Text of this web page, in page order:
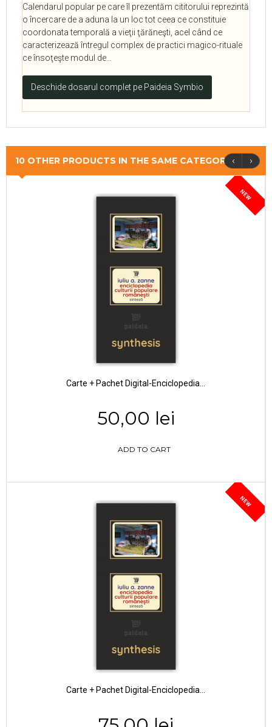
Calendarul popular pe care îl prezentăm cititorului reprezintă
o încercare de a aduna la un loc tot ceea ce constituie
coordonata temporală a vieţii ţărăneşti, acel când ce
caracterizează întregul complex de practici magico-rituale
ce însoţeşte modul de…
Deschide dosarul complet pe Paideia Symbio
10 OTHER PRODUCTS IN THE SAME CATEGORY ‹ ›
NEW
Carte + Pachet Digital-Enciclopedia...
50,00 lei
ADD TO CART
NEW
Carte + Pachet Digital-Enciclopedia...